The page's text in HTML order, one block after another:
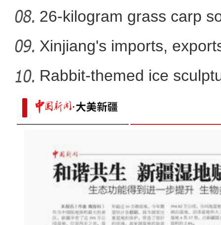
26-kilogram grass carp
win
Xinjiang's imports,
Rabbit-themed ice